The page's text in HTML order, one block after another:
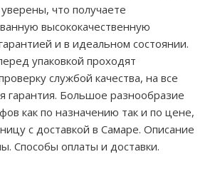
что получаете
высококачественную
и в идеальном состоянии.
упаковкой проходят
службой качества, на все
гарантия. Большое разнообразие
как по назначению так и по цене,
с доставкой в Самаре. Описание
Способы оплаты и доставки.